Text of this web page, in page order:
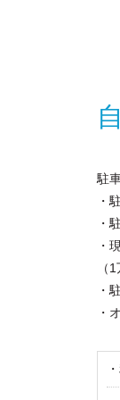
駐
・
・
・
（
・
・